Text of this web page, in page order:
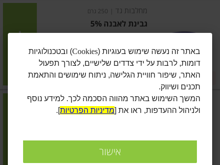
מחלבות גד 250 גרם
גבינת לאבנה 5%
מחיר מבצע ₪11.90
₪15.50
₪6.20 ל-100 גרם במבצע! ₪11.90
הוסיפו
תנובה | 250 גרם
קוטג' 5%
₪6.30
הוסיפו
באתר זה נעשה שימוש בעוגיות (Cookies) ובטכנולוגיות
דומות, לרבות על ידי צדדים שלישיים, לצורך תפעול
האתר, שיפור חוויית הגלישה, ניתוח שימושים והתאמת
תכנים ושיווק.
המשך השימוש באתר מהווה הסכמה לכך. למידע נוסף
ולניהול ההעדפות, ראו את [מדיניות הפרטיות].
אישור